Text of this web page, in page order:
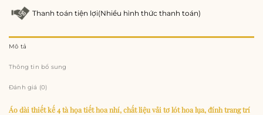
Thanh toán tiện lợi(Nhiều hình thức thanh toán)
Mô tả
Thông tin bổ sung
Đánh giá (0)
Áo dài thiết kế 4 tà họa tiết hoa nhí, chất liệu vải tơ lót hoa lụa, đính trang trí